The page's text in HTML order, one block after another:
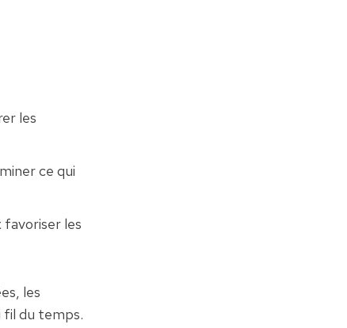
les
ce qui
les
les
fil du temps.